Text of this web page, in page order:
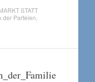
STATT
der Parteien